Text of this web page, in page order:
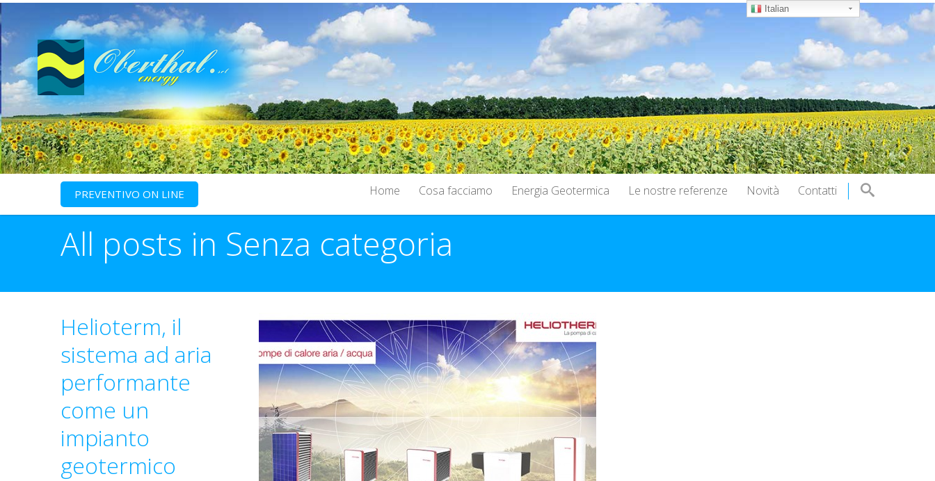
PREVENTIVO ON LINE Home Cosa facciamo Energia Geotermica Le nostre referenze Novità Contatti
All posts in Senza categoria
Helioterm, il
sistema ad aria
performante
come un
impianto
geotermico
Italian